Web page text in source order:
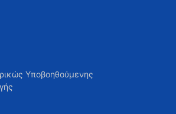
Υποβοηθούμενης